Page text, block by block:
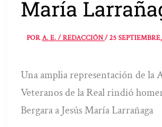
María
PORA. E. / REDACCIÓN/25
Una amplia representación de la
Veteranos de la Real rindió
Bergara a Jesús María Larrañaga